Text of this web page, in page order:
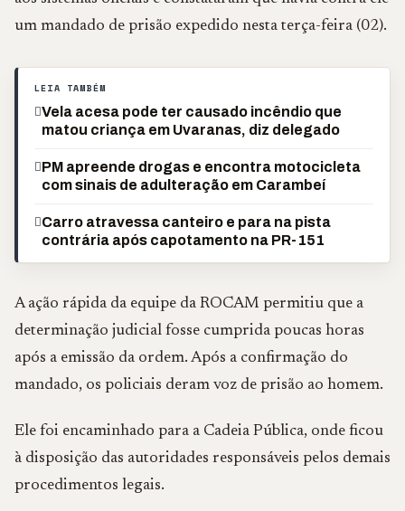
um mandado de prisão expedido nesta terça-feira (02).
LEIA TAMBÉM
Vela acesa pode ter causado incêndio que
matou criança em Uvaranas, diz delegado
PM apreende drogas e encontra motocicleta
com sinais de adulteração em Carambeí
Carro atravessa canteiro e para na pista
contrária após capotamento na PR-151
A ação rápida da equipe da ROCAM permitiu que a
determinação judicial fosse cumprida poucas horas
após a emissão da ordem. Após a confirmação do
mandado, os policiais deram voz de prisão ao homem.
Ele foi encaminhado para a Cadeia Pública, onde ficou
à disposição das autoridades responsáveis pelos demais
procedimentos legais.